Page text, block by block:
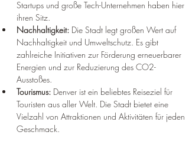
Startups und große Tech-Unternehmen haben hier
ihren Sitz.
Nachhaltigkeit: Die Stadt legt großen Wert auf
Nachhaltigkeit und Umweltschutz. Es gibt
zahlreiche Initiativen zur Förderung erneuerbarer
Energien und zur Reduzierung des CO2-
Ausstoßes.
Tourismus: Denver ist ein beliebtes Reiseziel für
Touristen aus aller Welt. Die Stadt bietet eine
Vielzahl von Attraktionen und Aktivitäten für jeden
Geschmack.